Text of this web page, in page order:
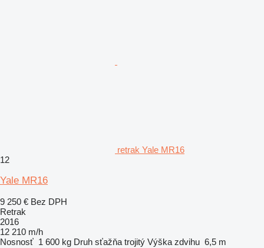
retrak Yale MR16
12
Yale MR16
9 250 € Bez DPH
Retrak
2016
12 210 m/h
Nosnosť 1 600 kg Druh sťažňa trojitý Výška zdvihu 6,5 m